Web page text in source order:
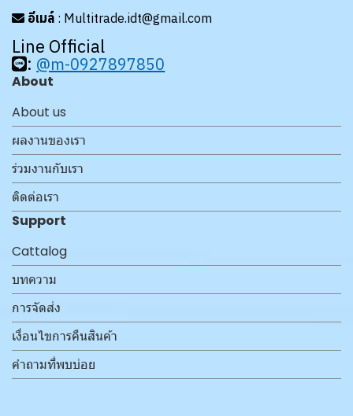
อีเมล์ : Multitrade.idt@gmail.com
Line Official
: @m-0927897850
About
About us
ผลงานของเรา
ร่วมงานกับเรา
ติดต่อเรา
Support
Cattalog
บทความ
การจัดส่ง
เงื่อนไขการคืนสินค้า
คำถามที่พบบ่อย